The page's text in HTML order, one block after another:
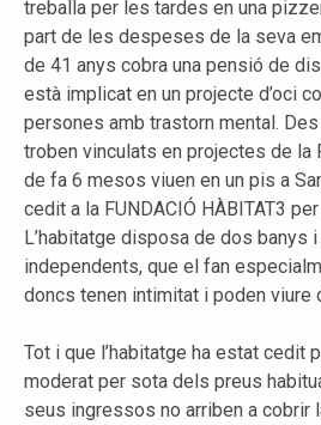
treballa per les tardes en una
part de les despeses de la seva
de 41 anys cobra una pensió de
està implicat en un projecte d’oci
persones amb trastorn mental.
troben vinculats en projectes de la
de fa 6 mesos viuen en un pis a
cedit a la FUNDACIÓ HÀBITAT3
L’habitatge disposa de dos banys i
independents, que el fan
doncs tenen intimitat i poden viure
Tot i que l’habitatge ha estat cedit
moderat per sota dels preus
seus ingressos no arriben a cobrir